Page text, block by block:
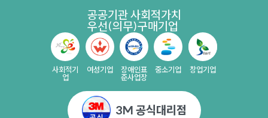
공공기관 사회적가치
우선(의무)구매기업
사회적기
업
여성기업
장애인표
준사업장
중소기업 창업기업
3M 공식대리점